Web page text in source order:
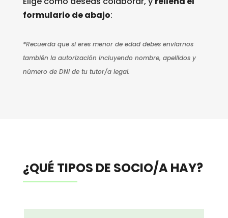
formulario de abajo:
*Recuerda que si eres menor de edad debes enviarnos
también la autorización incluyendo nombre, apellidos y
número de DNI de tu tutor/a legal.
¿QUÉ TIPOS DE SOCIO/A HAY?